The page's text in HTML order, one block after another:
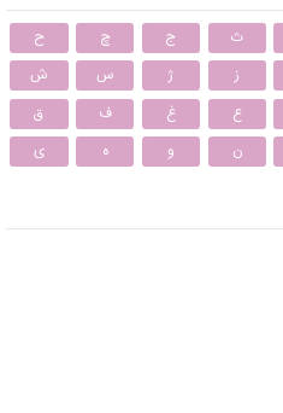
ث ج چ
ح
ز ژ س
ش
ع غ ف
ق
ن و ه ی